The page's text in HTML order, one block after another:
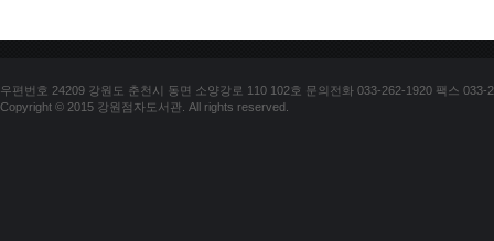
우편번호 24209 강원도 춘천시 동면 소양강로 110 102호 문의전화 033-262-1920 팩스 033-
Copyright © 2015 강원점자도서관. All rights reserved.